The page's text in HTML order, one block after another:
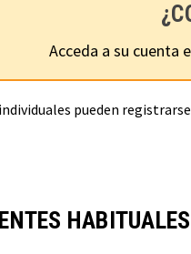
Acceda a su cuenta
pueden
HABITUALES